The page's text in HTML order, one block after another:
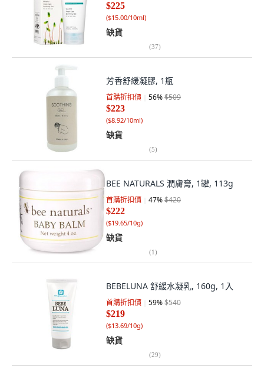
$225
($15.00/10ml)
缺貨
(37)
芳香舒緩凝膠, 1瓶
首購折扣價 56%$509
$223
($8.92/10ml)
缺貨
(5)
BEE NATURALS 潤膚膏, 1罐, 113g
首購折扣價 47%$420
$222
($19.65/10g)
缺貨
(1)
BEBELUNA 舒緩水凝乳, 160g, 1入
首購折扣價 59%$540
$219
($13.69/10g)
缺貨
(29)